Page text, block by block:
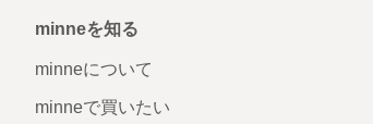
minneを知る
minneについて
minneで買いたい